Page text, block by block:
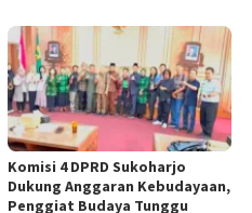
Komisi 4 DPRD Sukoharjo
Dukung Anggaran Kebudayaan,
Penggiat Budaya Tunggu